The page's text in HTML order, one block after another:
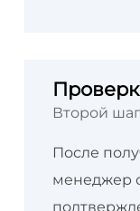
Второй шаг
После
менеджер